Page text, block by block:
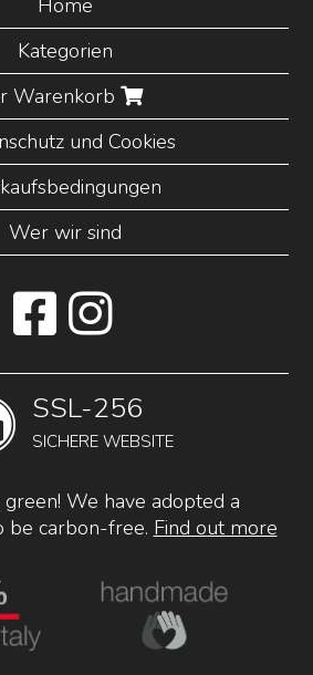
Home
Kategorien
Warenkorb
und Cookies
Wer wir sind
SSL-256
SICHERE WEBSITE
green! We have adopted a
be carbon-free. Find out more